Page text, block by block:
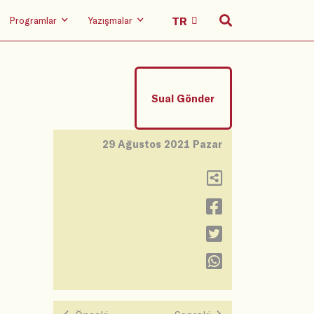
Programlar Yazışmalar
Sual Gönder
29 Ağustos 2021 Pazar